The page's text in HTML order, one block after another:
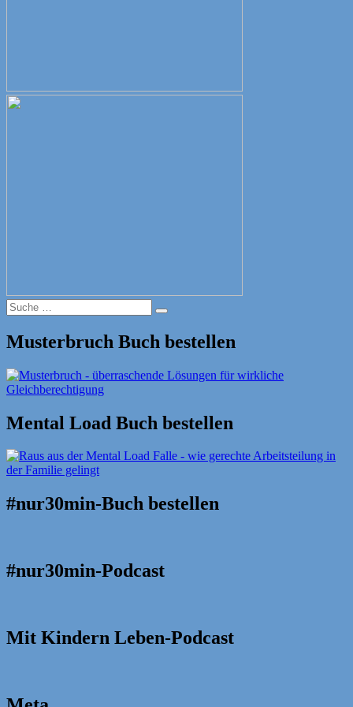
Suche
nach:
Suche
Musterbruch Buch bestellen
Mental Load Buch bestellen
#nur30min-Buch bestellen
#nur30min-Podcast
Mit Kindern Leben-Podcast